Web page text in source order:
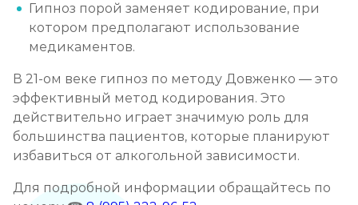
Гипноз порой заменяет кодирование, при
котором предполагают использование
медикаментов.
В 21-ом веке гипноз по методу Довженко — это
эффективный метод кодирования. Это
действительно играет значимую роль для
большинства пациентов, которые планируют
избавиться от алкогольной зависимости.
Для подробной информации обращайтесь по